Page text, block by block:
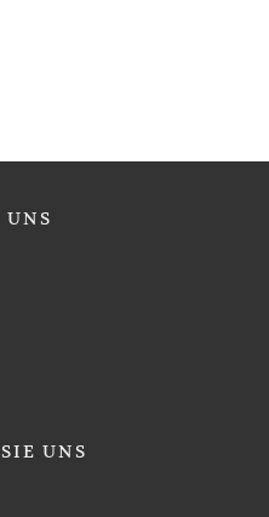
UNS
SIE UNS